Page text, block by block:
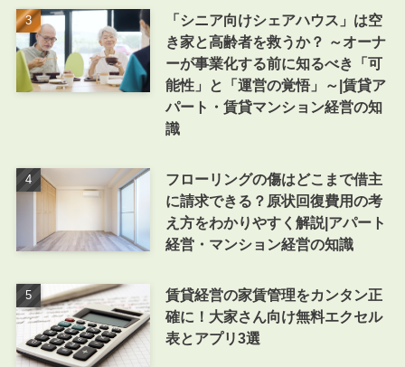
「シニア向けシェアハウス」は空
き家と高齢者を救うか？ ～オーナ
ーが事業化する前に知るべき「可
能性」と「運営の覚悟」～|賃貸ア
パート・賃貸マンション経営の知
識
フローリングの傷はどこまで借主
に請求できる？原状回復費用の考
え方をわかりやすく解説|アパート
経営・マンション経営の知識
賃貸経営の家賃管理をカンタン正
確に！大家さん向け無料エクセル
表とアプリ3選